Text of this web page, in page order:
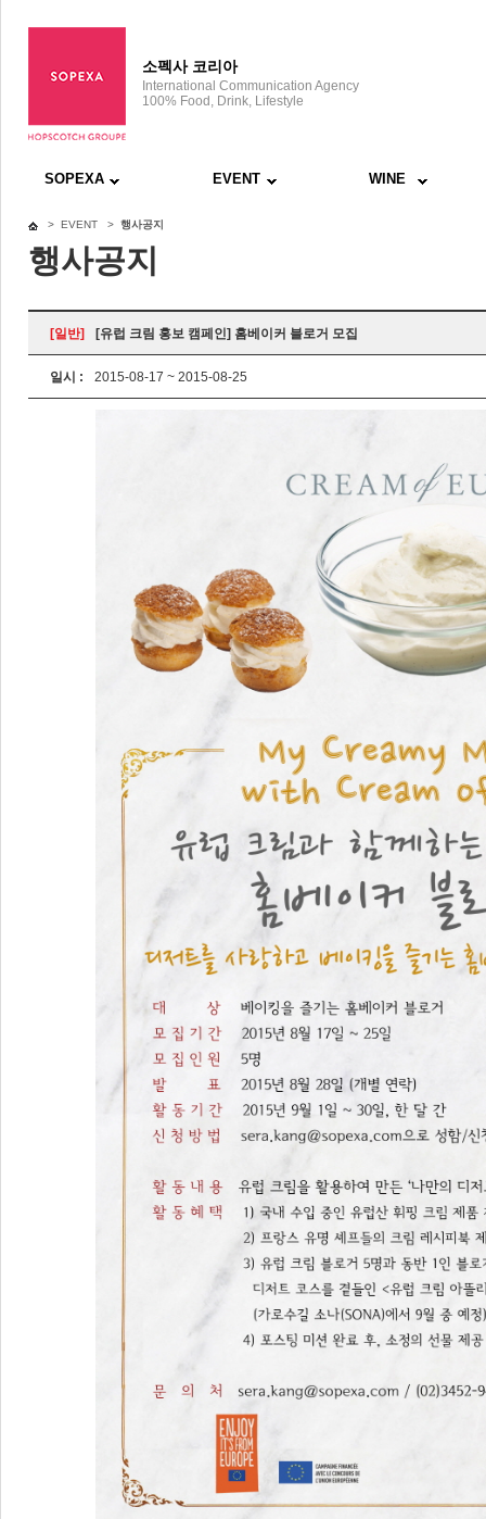
소펙사 코리아
International Communication Agency
100% Food, Drink, Lifestyle
SOPEXA EVENT WINE
> EVENT > 행사공지
행사공지
[일반] [유럽 크림 홍보 캠페인] 홈베이커 블로거 모집
일시 : 2015-08-17 ~ 2015-08-25